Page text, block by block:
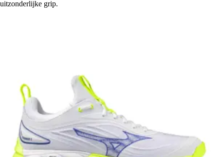
uitzonderlijke grip.